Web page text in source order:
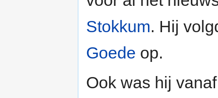
Stokkum. Hij
Goede op.
Ook was hij